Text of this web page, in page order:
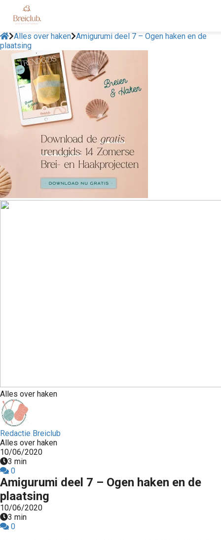
Alles over haken Amigurumi deel 7 – Ogen haken en de
plaatsing
Alles over haken
Redactie Breiclub
Alles over haken
10/06/2020
3 min
0
Amigurumi deel 7 – Ogen haken en de
plaatsing
10/06/2020
3 min
0